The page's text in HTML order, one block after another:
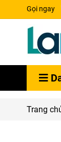
Gọi ngay
Trang